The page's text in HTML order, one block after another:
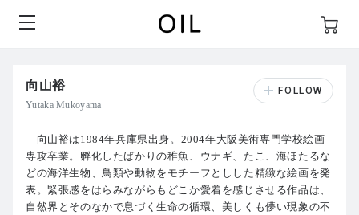
向山裕
Yutaka Mukoyama
向山裕は1984年兵庫県出身。2004年大阪美術専門学校絵画
専攻卒業。孵化したばかりの稚魚、ウナギ、たこ、海ほたるな
どの海洋生物、鳥類や動物をモチーフとしした精緻な絵画を発
表。緊張感をはらみながらもどこか愛着を感じさせる作品は、
自然界とそのなかで息づく生命の循環、美しくも儚い現象の不